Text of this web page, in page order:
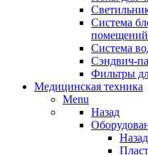
Система
помещений
Система
Сэндвич-
Фильтры
Медицинская техника
Menu
Назад
Назад